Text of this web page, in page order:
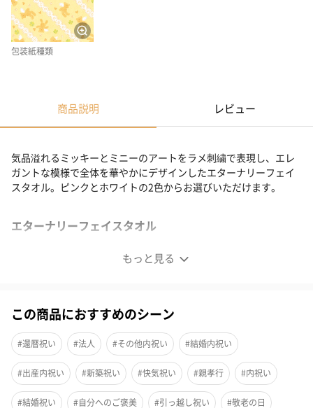
包装紙種類
商品説明 レビュー
もっと見る
気品溢れるミッキーとミニーのアートをラメ刺繍で表現し、エレ
ガントな模様で全体を華やかにデザインしたエターナリーフェイ
スタオル。ピンクとホワイトの2色からお選びいただけます。
エターナリーフェイスタオル
気品溢れるミッキーとミニーのアートをラメ刺繍で表現し、エレ
ンでおすすめです。
ピンク
この商品におすすめのシーン
#還暦祝い #法人 #その他内祝い #結婚内祝い
#出産内祝い #新築祝い #快気祝い #親孝行 #内祝い
#結婚祝い #自分へのご褒美 #引っ越し祝い #敬老の日